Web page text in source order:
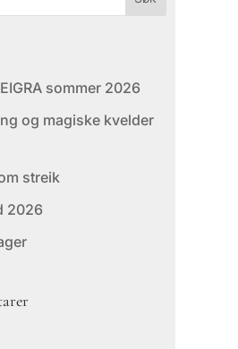
sommer 2026
og magiske kvelder
streik
2026